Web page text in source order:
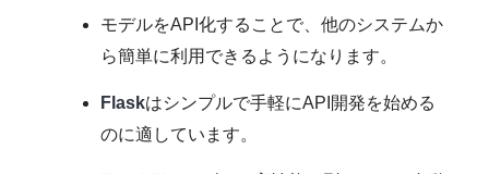
モデルをAPI化することで、他のシステムか
ら簡単に利用できるようになります。
Flaskはシンプルで手軽にAPI開発を始める
のに適しています。